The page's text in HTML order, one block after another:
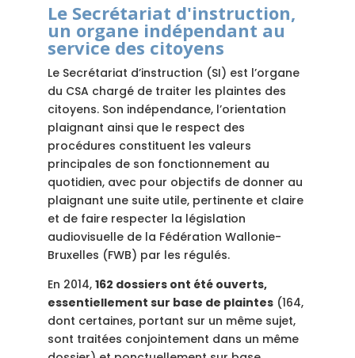
Le Secrétariat d'instruction,
un organe indépendant au
service des citoyens
Le Secrétariat d’instruction (SI) est l’organe
du CSA chargé de traiter les plaintes des
citoyens. Son indépendance, l’orientation
plaignant ainsi que le respect des
procédures constituent les valeurs
principales de son fonctionnement au
quotidien, avec pour objectifs de donner au
plaignant une suite utile, pertinente et claire
et de faire respecter la législation
audiovisuelle de la Fédération Wallonie-
Bruxelles (FWB) par les régulés.
En 2014, 162 dossiers ont été ouverts,
essentiellement sur base de plaintes(164,
dont certaines, portant sur un même sujet,
sont traitées conjointement dans un même